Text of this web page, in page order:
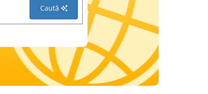
Caută